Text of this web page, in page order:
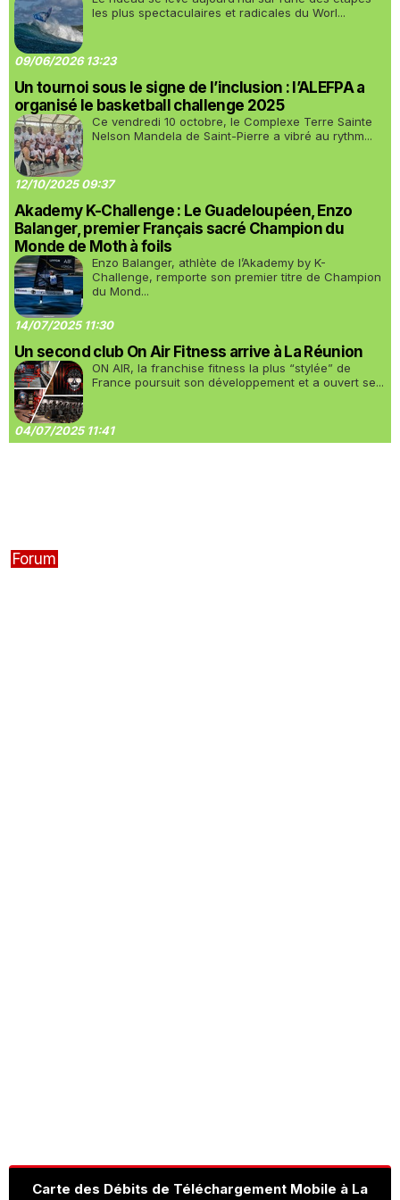
les plus spectaculaires et radicales du Worl...
09/06/2026 13:23
Un tournoi sous le signe de l’inclusion : l’ALEFPA a
organisé le basketball challenge 2025
Ce vendredi 10 octobre, le Complexe Terre Sainte
Nelson Mandela de Saint-Pierre a vibré au rythm...
12/10/2025 09:37
Akademy K-Challenge : Le Guadeloupéen, Enzo
Balanger, premier Français sacré Champion du
Monde de Moth à foils
Enzo Balanger, athlète de l’Akademy by K-
Challenge, remporte son premier titre de Champion
du Mond...
14/07/2025 11:30
Un second club On Air Fitness arrive à La Réunion
ON AIR, la franchise fitness la plus “stylée” de
France poursuit son développement et a ouvert se...
04/07/2025 11:41
Forum
Carte des Débits de Téléchargement Mobile à La